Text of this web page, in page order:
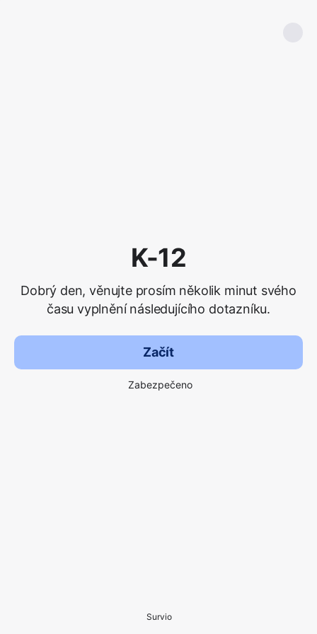
K-12
Dobrý den, věnujte prosím několik minut svého
času vyplnění následujícího dotazníku.
Začít
Zabezpečeno
Survio